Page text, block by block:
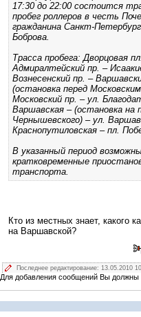
17:30 до 22:00 состоится
пробег роллеров в честь
гражданина Санкт-
Боброва.
Трасса пробега: Дворцовая
Адмиралтейский пр. –
Вознесенский пр. –
(остановка перед
Московский пр. – ул.
Варшавская – (остановка на
Чернышевского) – ул.
Краснопутиловская – пл.
В указанный период
кратковременные
транспорта.
Кто из местных знает, какого
на Варшавской?
Последнее редактирование: 13.05.2010
Для добавления сообщений Вы должны